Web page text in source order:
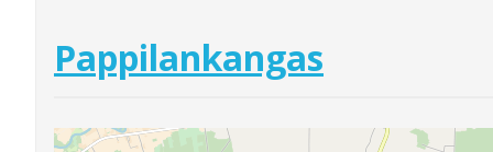
Pappilankangas